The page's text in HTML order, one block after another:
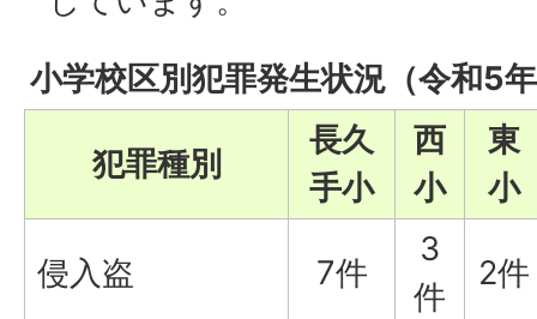
小学校区別犯罪発生状況（令和5
犯罪種別
長久
手小
西
小
東
小
侵入盗 7件
3
件
2件